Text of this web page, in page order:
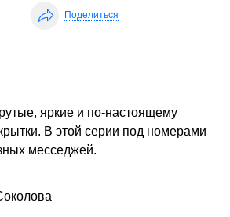
Поделиться
яркие и по-настоящему
В этой серии под номерами
месседжей.